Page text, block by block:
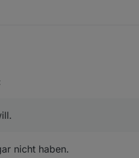
Schaltplan keine
und auch den Aufwand
nicht haben.